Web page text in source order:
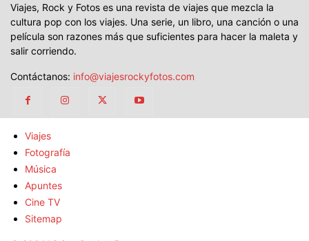
Viajes, Rock y Fotos es una revista de viajes que mezcla la
cultura pop con los viajes. Una serie, un libro, una canción o una
película son razones más que suficientes para hacer la maleta y
salir corriendo.
Contáctanos: info@viajesrockyfotos.com
Viajes
Fotografía
Música
Apuntes
Cine TV
Sitemap